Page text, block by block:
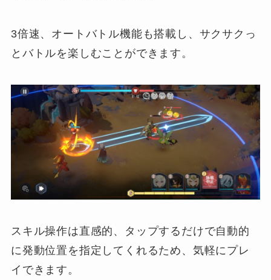
3倍速、オートバトル機能も搭載し、サクサクっ
とバトルを楽しむことができます。
スキル操作は直感的、タップするだけで自動的
に発動位置を指定してくれるため、気軽にプレ
イできます。